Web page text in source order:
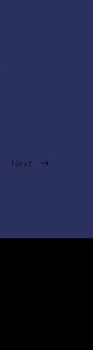
Next